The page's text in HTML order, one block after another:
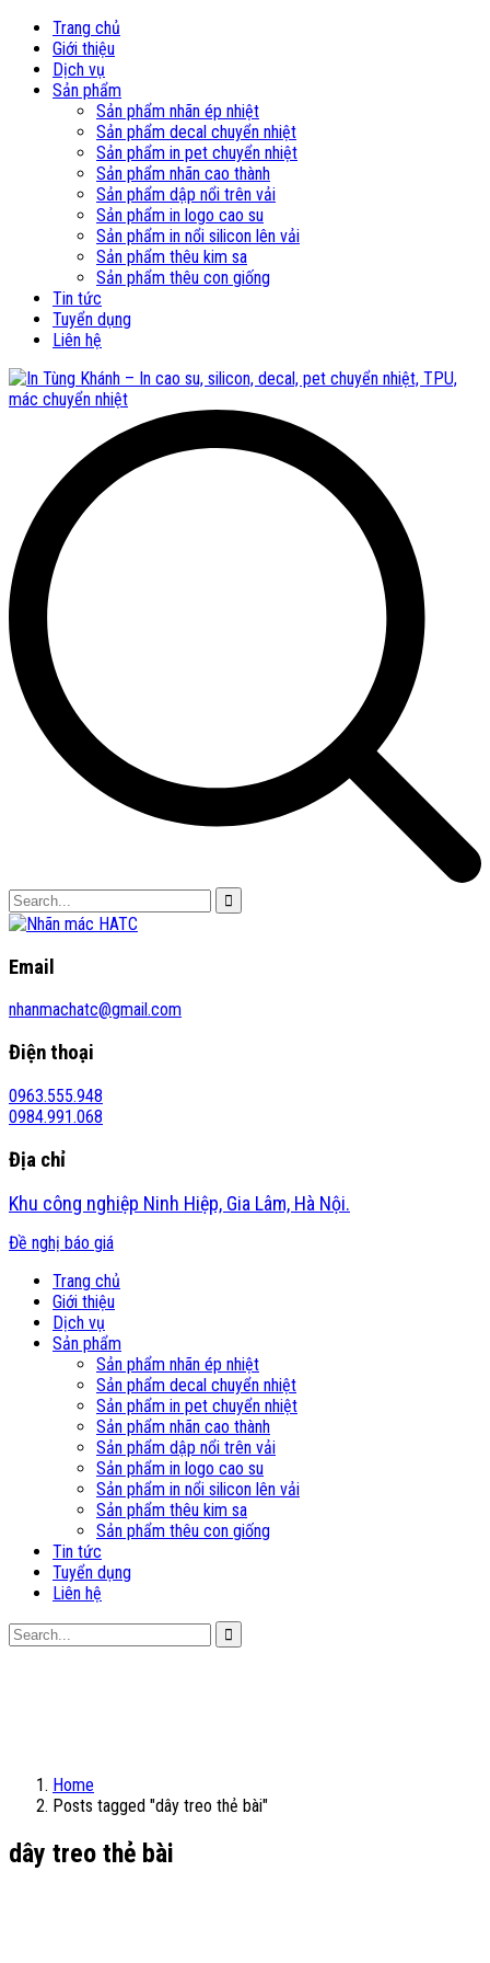
Trang chủ
Giới thiệu
Dịch vụ
Sản phẩm
Sản phẩm nhãn ép nhiệt
Sản phẩm decal chuyển nhiệt
Sản phẩm in pet chuyển nhiệt
Sản phẩm nhãn cao thành
Sản phẩm dập nổi trên vải
Sản phẩm in logo cao su
Sản phẩm in nổi silicon lên vải
Sản phẩm thêu kim sa
Sản phẩm thêu con giống
Tin tức
Tuyển dụng
Liên hệ
Email
nhanmachatc@gmail.com
Điện thoại
0963.555.948
0984.991.068
Địa chỉ
Khu công nghiệp Ninh Hiệp, Gia Lâm, Hà Nội.
Đề nghị báo giá
Trang chủ
Giới thiệu
Dịch vụ
Sản phẩm
Sản phẩm nhãn ép nhiệt
Sản phẩm decal chuyển nhiệt
Sản phẩm in pet chuyển nhiệt
Sản phẩm nhãn cao thành
Sản phẩm dập nổi trên vải
Sản phẩm in logo cao su
Sản phẩm in nổi silicon lên vải
Sản phẩm thêu kim sa
Sản phẩm thêu con giống
Tin tức
Tuyển dụng
Liên hệ
Home
Posts tagged "dây treo thẻ bài"
dây treo thẻ bài